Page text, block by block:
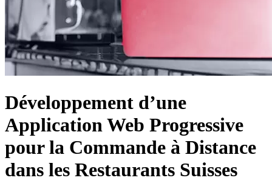
Développement d’une
Application Web Progressive
pour la Commande à Distance
dans les Restaurants Suisses